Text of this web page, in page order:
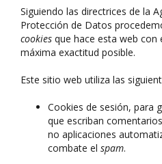
Siguiendo las directrices de la
Protección de Datos
cookies que hace esta web
máxima exactitud posible.
Este sitio web utiliza las
Cookies de sesión, para
que escriban
no aplicaciones
combate el spam.